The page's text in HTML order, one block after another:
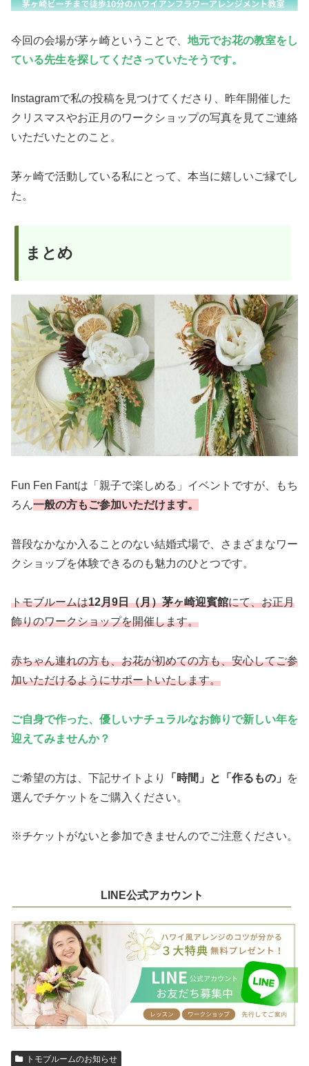
今回の会場が茅ヶ崎ということで、 地元でお花の教室をし
ている先生を探してくださっていたそうです。
Instagramで私の投稿を見つけてくださり、昨年開催した
クリスマスやお正月のワークショップの写真を見てご連絡
いただいたとのこと。
茅ヶ崎で活動している私にとって、本当に嬉しいご縁でし
た。
まとめ
Fun Fen Fantは「親子で楽しめる」イベントですが、もち
ろん一般の方もご参加いただけます。
普段なかなか入ることのない結婚式場で、さまざまなワー
クショップを体験できるのも魅力のひとつです。
トモブルームは12月9日（月）茅ヶ崎迎賓館にて、お正月
飾りのワークショップを開催します。
赤ちゃん連れの方も、お花が初めての方も、安心してご参
加いただけるようにサポートいたします。
ご自身で作った、 優しいナチュラルなお飾りで新しい年を
迎えてみませんか？
ご希望の方は、下記サイトより 「時間」と「作るもの」
を
選んでチケットをご購入ください。
※チケットがないと参加できませんのでご注意ください。
LINE公式アカウント
トモブルームのお知らせ